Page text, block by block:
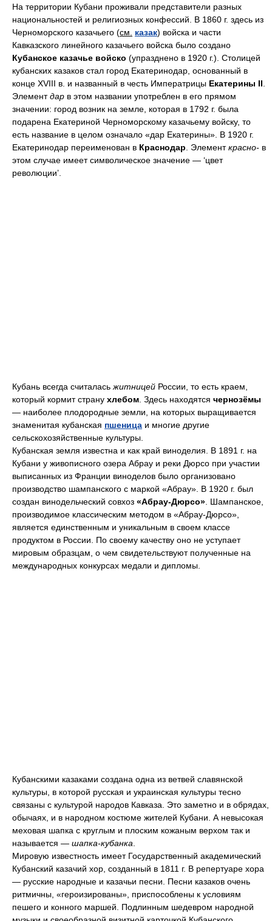
На территории Кубани проживали представители разных
национальностей и религиозных конфессий. В 1860 г. здесь из
Черноморского казачьего (см. казак) войска и части
Кавказского линейного казачьего войска было создано
Кубанское казачье войско (упразднено в 1920 г.). Столицей
кубанских казаков стал город Екатеринодар, основанный в
конце ХVIII в. и названный в честь Императрицы Екатерины II
Элементдар в этом названии употреблен в его прямом
значении: город возник на земле, которая в 1792 г. была
подарена Екатериной Черноморскому казачьему войску, то
есть название в целом означало «дар Екатерины». В 1920 г.
Екатеринодар переименован в Краснодар . Элементкрасно- в
этом случае имеет символическое значение — ‘цвет
революции’.
Кубань всегда считалась житницей России, то есть краем,
который кормит страну хлебом . Здесь находятся чернозёмы
— наиболее плодородные земли, на которых выращивается
знаменитая кубанская пшеница и многие другие
сельскохозяйственные культуры.
Кубанская земля известна и как край виноделия. В 1891 г. на
Кубани у живописного озера Абрау и реки Дюрсо при участии
выписанных из Франции виноделов было организовано
производство шампанского с маркой «Абрау». В 1920 г. был
создан винодельческий совхоз «Абрау-Дюрсо» . Шампанское,
производимое классическим методом в «Абрау-Дюрсо»,
является единственным и уникальным в своем классе
продуктом в России. По своему качеству оно не уступает
мировым образцам, о чем свидетельствуют полученные на
международных конкурсах медали и дипломы.
Кубанскими казаками создана одна из ветвей славянской
культуры, в которой русская и украинская культуры тесно
связаны с культурой народов Кавказа. Это заметно и в обрядах,
обычаях, и в народном костюме жителей Кубани. А невысокая
меховая шапка с круглым и плоским кожаным верхом так и
называется — шапка-кубанка
Мировую известность имеет Государственный академический
Кубанский казачий хор, созданный в 1811 г. В репертуаре хора
— русские народные и казачьи песни. Песни казаков очень
ритмичны, «героизированы», приспособлены к условиям
пешего и конного маршей. Подлинным шедевром народной